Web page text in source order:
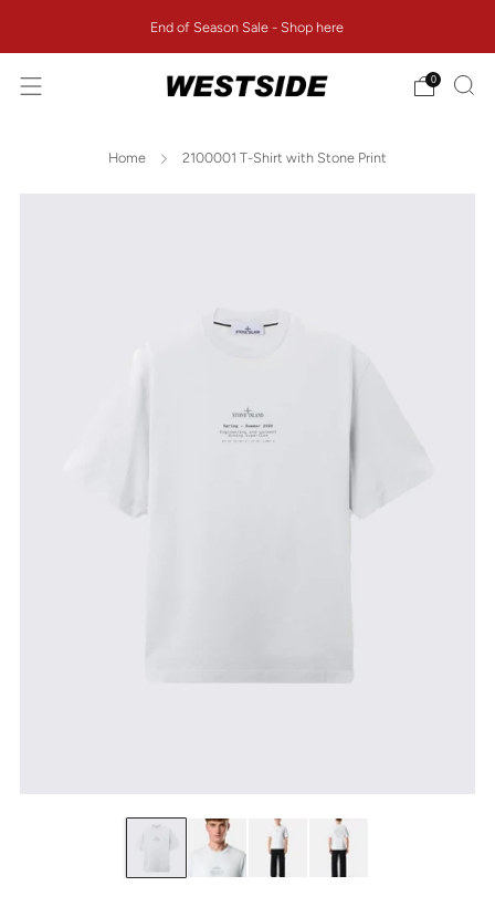
End of Season Sale - Shop here
0
Home 2100001 T-Shirt with Stone Print